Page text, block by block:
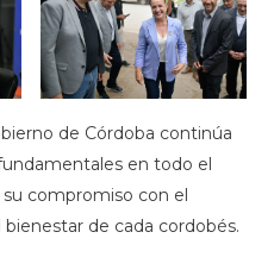
de Córdoba continúa
en todo el
compromiso con el
de cada cordobés.